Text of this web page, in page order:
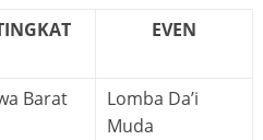
EVEN
Barat
Lomba Da’i
Muda